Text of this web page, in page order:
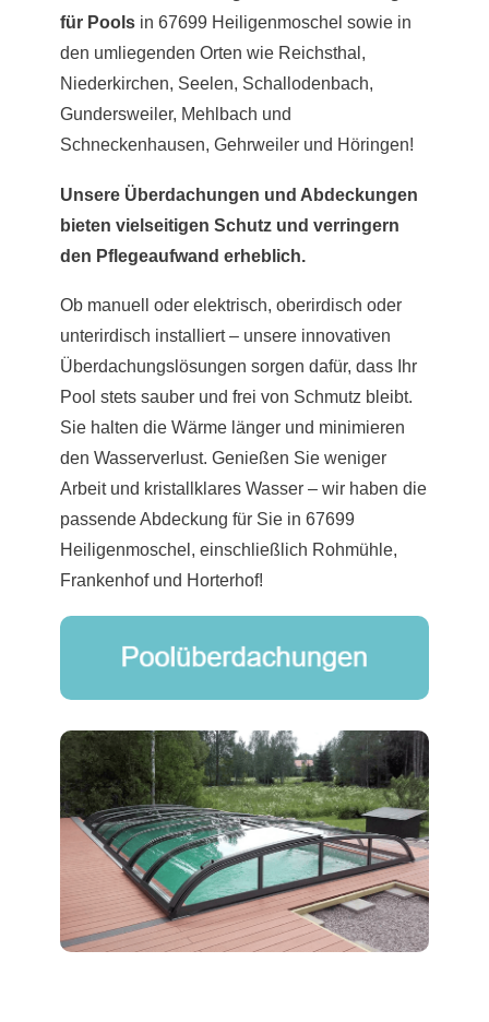
für Pools in 67699 Heiligenmoschel sowie in
den umliegenden Orten wie Reichsthal,
Niederkirchen, Seelen, Schallodenbach,
Gundersweiler, Mehlbach und
Schneckenhausen, Gehrweiler und Höringen!
Unsere Überdachungen und Abdeckungen
bieten vielseitigen Schutz und verringern
den Pflegeaufwand erheblich.
Ob manuell oder elektrisch, oberirdisch oder
unterirdisch installiert – unsere innovativen
Überdachungslösungen sorgen dafür, dass Ihr
Pool stets sauber und frei von Schmutz bleibt.
Sie halten die Wärme länger und minimieren
den Wasserverlust. Genießen Sie weniger
Arbeit und kristallklares Wasser – wir haben die
passende Abdeckung für Sie in 67699
Heiligenmoschel, einschließlich Rohmühle,
Frankenhof und Horterhof!